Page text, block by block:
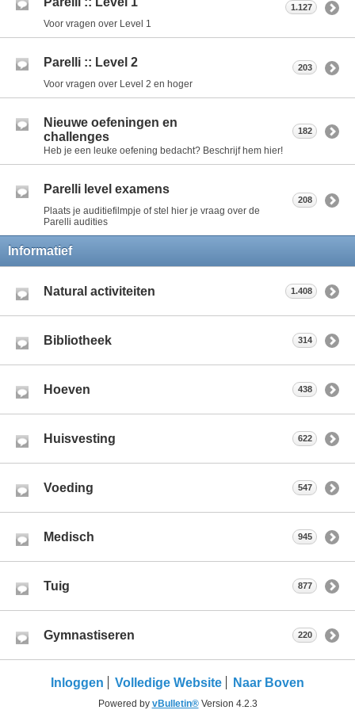
Voor vragen over Level 1
1.127
Parelli :: Level 2
Voor vragen over Level 2 en hoger
203
Nieuwe oefeningen en
challenges
Heb je een leuke oefening bedacht? Beschrijf hem hier!
182
Parelli level examens
Plaats je auditiefilmpje of stel hier je vraag over de
Parelli audities
208
Informatief
Natural activiteiten 1.408
Bibliotheek 314
Hoeven 438
Huisvesting 622
Voeding 547
Medisch 945
Tuig 877
Gymnastiseren 220
Inloggen Volledige Website Naar Boven
Powered by vBulletin®Version 4.2.3